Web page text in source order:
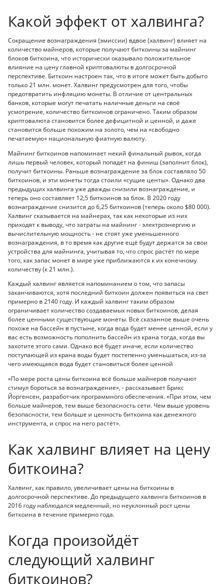
Какой эффект от халвинга?
Сокращение вознаграждения (эмиссии) вдвое (халвинг) влияет на
количество майнеров, которые получают биткоины за майнинг
блоков биткоина, что исторически оказывало положительное
влияние на цену главной криптовалюты в долгосрочной
перспективе. Биткоин настроен так, что в итоге может быть добыто
только 21 млн. монет. Халвинг предусмотрен для того, чтобы
предотвратить инфляцию монеты. В отличие от центральных
банков, которые могут печатать наличные деньги на своё
усмотрение, количество биткоинов ограничено. Таким образом
криптовалюта становится более дефицитной и ценной, и даже
становится больше похожим на золото, чем на «свободно
печатаемую» национальную фиатную валюту.
Майнинг биткоинов напоминает некий финальный рывок, когда
лишь первый человек, который попадёт на финиш (заполнит блок),
получит биткоины. Раньше вознаграждение за блок составляло 50
биткоинов, и эти монеты тогда стоили «сущие центы». Однако два
предыдущих халвинга уже дважды снизили вознаграждение, и
теперь оно составляет 12,5 биткоинов за блок. В 2020 году
вознаграждение снизится до 6,25 биткоинов (теперь около $80 000).
Халвинг сказывается на майнерах, так как некоторые из них
приходят к выводу, что затраты на майнинг - электроэнергию и
вычислительную мощность - не стоят уже уменьшенного
вознаграждения, в то время как другие ещё будут держатся за свои
устройства для майнинга, учитывая то, что спрос растёт по мере
того, как запас монет в мире уже приближаются к их конечному
количеству (к 21 млн.).
Каждый халвинг является напоминанием о том, что запасы
заканчиваются, хотя последний биткоин должен появиться на свет
примерно в 2140 году. И каждый халвинг таким образом
ограничивает количество создаваемых новых биткоинов, делая
более ценными существующие монеты. Всё сказанное выше очень
похоже на бассейн в пустыне, когда вода будет менее ценной, если у
вас есть возможность пополнить бассейн из крана тогда, когда вы
захотите этого сами. Однако всё будет иначе, если количество
поступающей из крана воды будет постепенно уменьшаться, из-за
чего имеющаяся вода будет становиться более ценной
«По мере роста цены биткоина всё больше майнеров получают
стимул бороться за вознаграждение», - рассказывает Брикс
Йоргенсен, разработчик программного обеспечения. «При этом, чем
больше майнеров, тем выше безопасность сети. Чем выше уровень
безопасности, тем больше и ценность биткоина как денежного
инструмента, и спрос на него растёт».
Как халвинг влияет на цену
биткоина?
Халвинг, как правило, увеличивает цены на биткоины в
долгосрочной перспективе. До предыдущего халвинга биткоинов в
2016 году наблюдался медленный, но неуклонный рост цены
биткоина в течение примерно года.
Когда произойдёт
следующий халвинг
биткоинов?